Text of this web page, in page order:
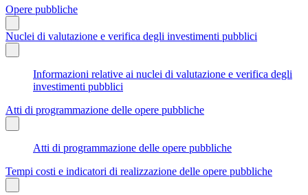
Opere pubbliche
Nuclei di valutazione e verifica degli investimenti pubblici
Informazioni relative ai nuclei di valutazione e verifica degli
investimenti pubblici
Atti di programmazione delle opere pubbliche
Atti di programmazione delle opere pubbliche
Tempi costi e indicatori di realizzazione delle opere pubbliche